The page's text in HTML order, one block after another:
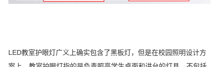
LED教室护眼灯广义上确实包含了黑板灯，但是在校园照明设计方